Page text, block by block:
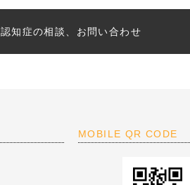
認知症の相談、お問い合わせ
MOBILE QR CODE